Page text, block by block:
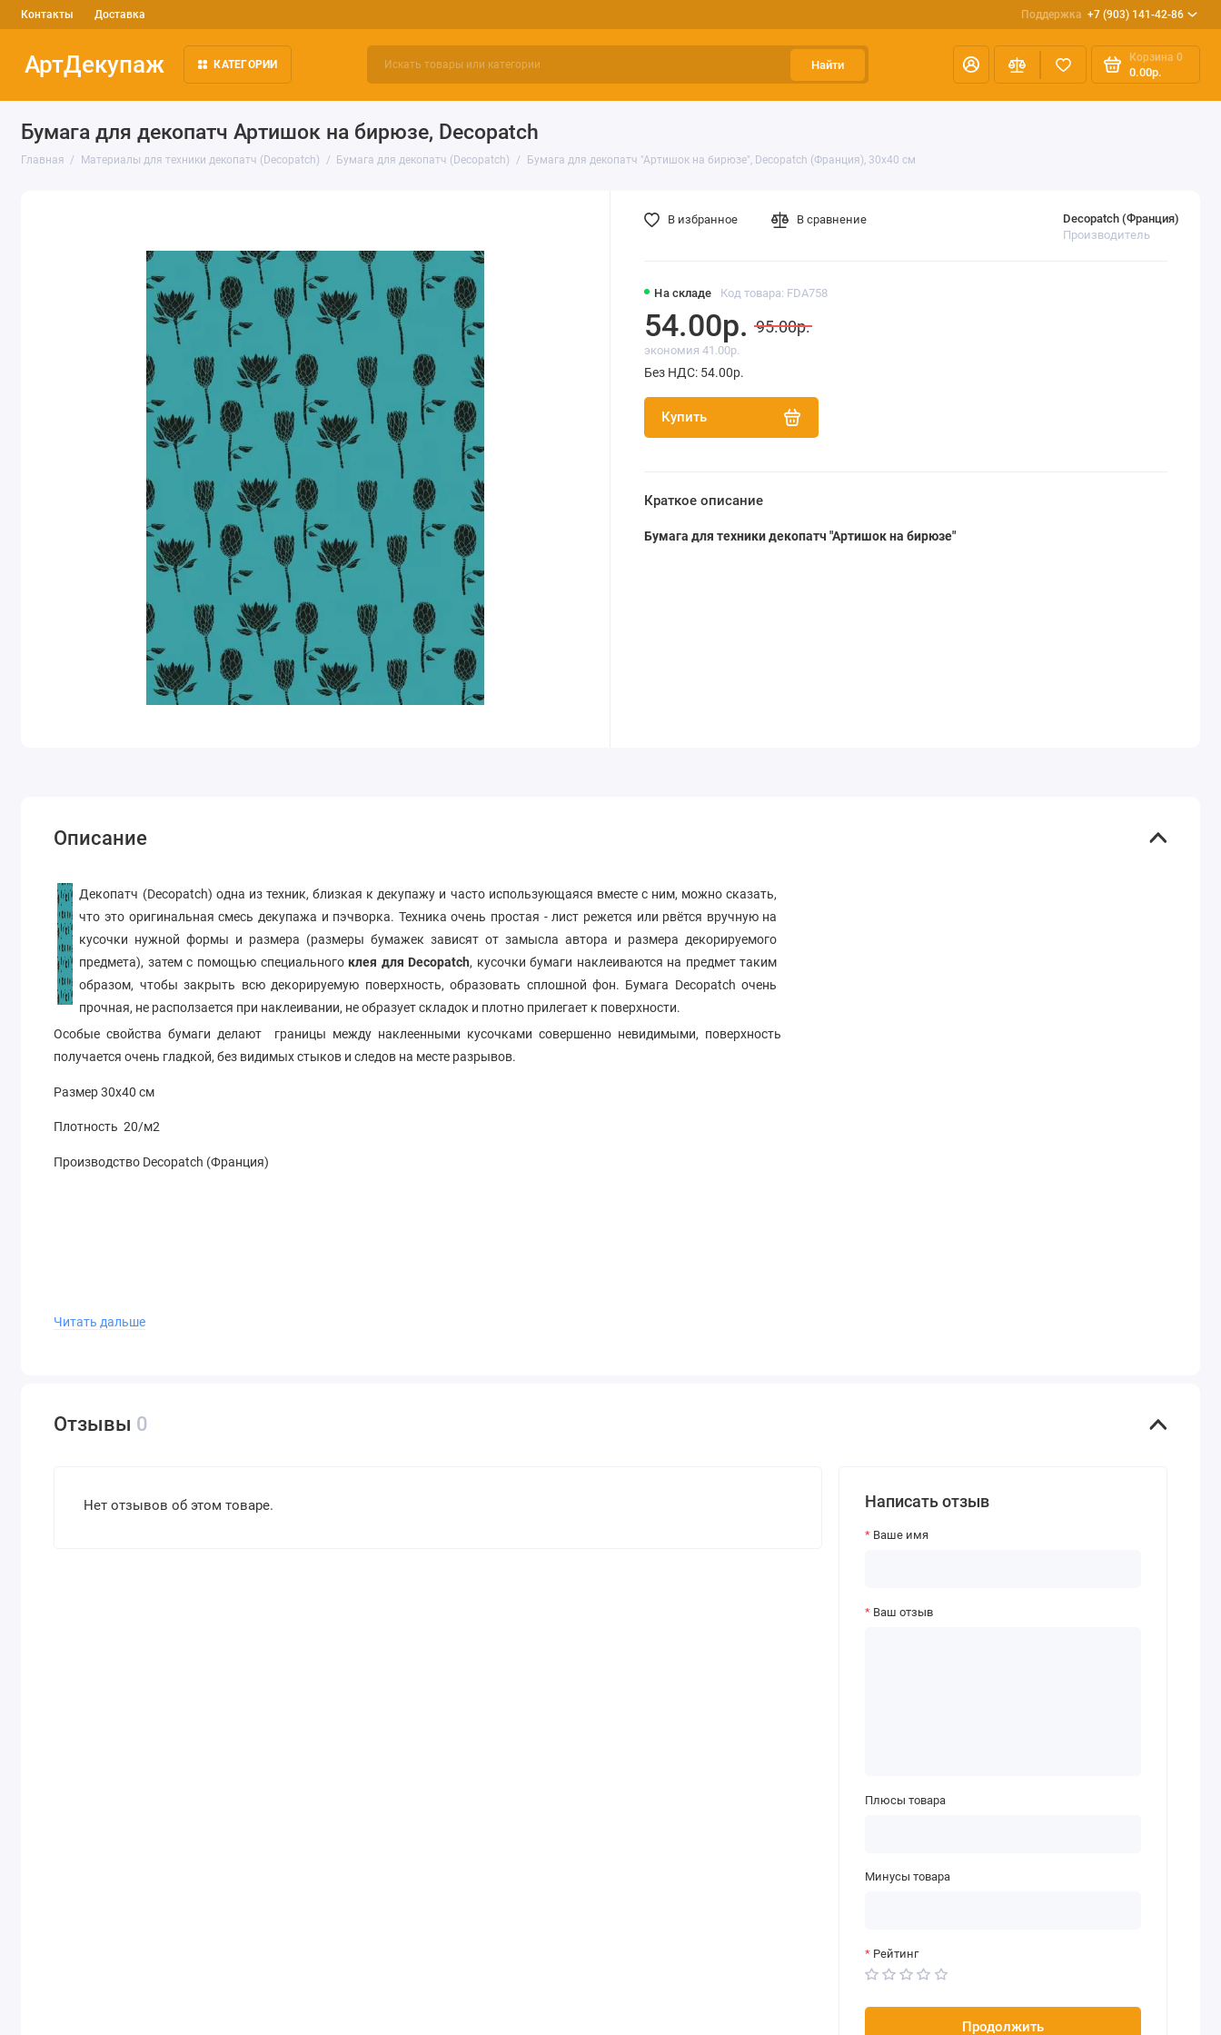
Контакты Доставка Поддержка +7 (903) 141-42-86
АртДекупаж КАТЕГОРИИ Найти
Корзина 0
0.00р.
Бумага для декопатч Артишок на бирюзе, Decopatch
Главная Материалы для техники декопатч (Decopatch) Бумага для декопатч (Decopatch) Бумага для декопатч "Артишок на бирюзе", Decopatch (Франция), 30х40 см
На складе Код товара: FDA758
Decopatch (Франция)
Производитель
54.00р. 95.00р.
экономия 41.00р.
Без НДС: 54.00р.
Купить
В избранное В сравнение
Краткое описание
Бумага для техники декопатч "Артишок на бирюзе"
Описание
Декопатч (Decopatch) одна из техник, близкая к декупажу и часто использующаяся вместе с ним, можно сказать,
что это оригинальная смесь декупажа и пэчворка. Техника очень простая - лист режется или рвётся вручную на
кусочки нужной формы и размера (размеры бумажек зависят от замысла автора и размера декорируемого
предмета), затем с помощью специального клея для Decopatch, кусочки бумаги наклеиваются на предмет таким
образом, чтобы закрыть всю декорируемую поверхность, образовать сплошной фон. Бумага Decopatch очень
прочная, не расползается при наклеивании, не образует складок и плотно прилегает к поверхности.
Особые свойства бумаги делают границы между наклеенными кусочками совершенно невидимыми, поверхность
получается очень гладкой, без видимых стыков и следов на месте разрывов.
Размер 30х40 см
Плотность 20/м2
Производство Decopatch (Франция)
Читать дальше
Отзывы 0
Нет отзывов об этом товаре. Написать отзыв
Ваше имя
Ваш отзыв
Плюсы товара
Минусы товара
Рейтинг
Продолжить